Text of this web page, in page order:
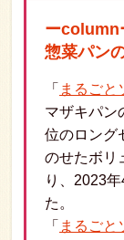
ーcolumn
惣菜パン
「 まるごと
マザキパン
位のロング
のせたボリ
り、2023
た。
「 まるごと